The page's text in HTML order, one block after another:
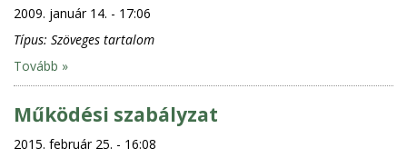
2009. január 14. - 17:06
Típus: Szöveges tartalom
Tovább »
Működési szabályzat
2015. február 25. - 16:08